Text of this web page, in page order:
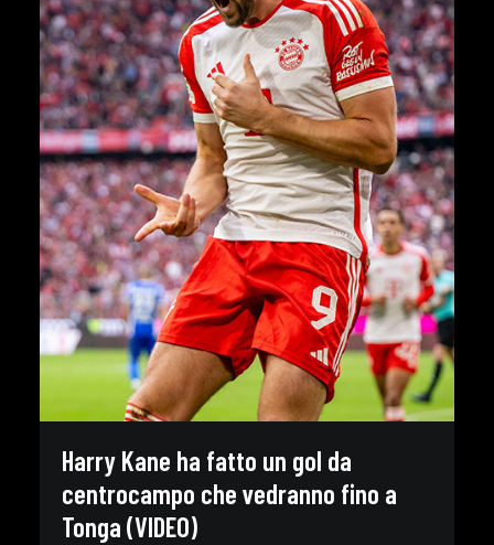
Harry Kane ha fatto un gol da
centrocampo che vedranno fino a
Tonga (VIDEO)